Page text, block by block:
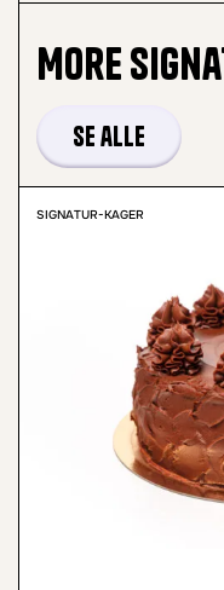
More
Se alle
SIGNATUR-KAGER